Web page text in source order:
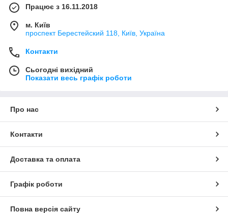
Працює з 16.11.2018
м. Київ
проспект Берестейский 118, Київ, Україна
Контакти
Сьогодні вихідний
Показати весь графік роботи
Про нас
Контакти
Доставка та оплата
Графік роботи
Повна версія сайту